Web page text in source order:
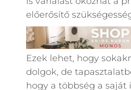
előerősítő
Ezek lehet, hogy
dolgok, de
hogy a többség a saját